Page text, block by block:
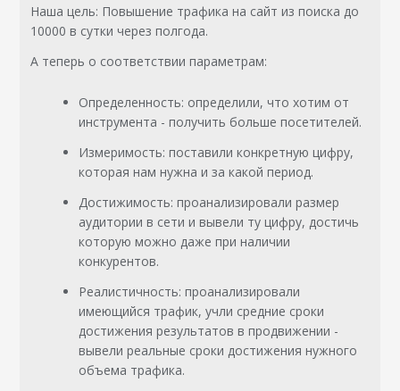
Наша цель: Повышение трафика на сайт из поиска до
10000 в сутки через полгода.
А теперь о соответствии параметрам:
Определенность: определили, что хотим от
инструмента - получить больше посетителей.
Измеримость: поставили конкретную цифру,
которая нам нужна и за какой период.
Достижимость: проанализировали размер
аудитории в сети и вывели ту цифру, достичь
которую можно даже при наличии
конкурентов.
Реалистичность: проанализировали
имеющийся трафик, учли средние сроки
достижения результатов в продвижении -
вывели реальные сроки достижения нужного
объема трафика.